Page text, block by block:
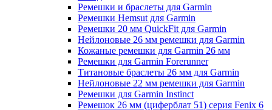
Ремешки и браслеты для Garmin
Ремешки Hemsut для Garmin
Ремешки 20 мм QuickFit для Garmin
Нейлоновые 26 мм ремешки для Garmin
Кожаные ремешки для Garmin 26 мм
Ремешки для Garmin Forerunner
Титановые браслеты 26 мм для Garmin
Нейлоновые 22 мм ремешки для Garmin
Ремешки для Garmin Instinct
Ремешок 26 мм (циферблат 51) серия Fenix 6